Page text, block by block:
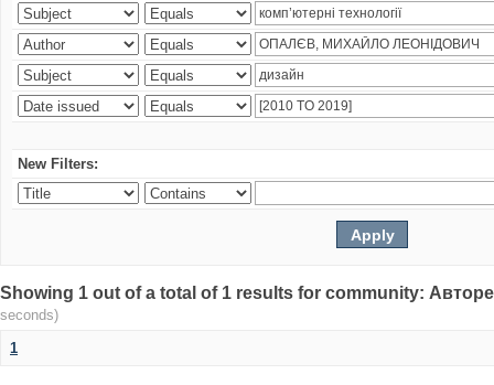
New Filters:
Showing 1 out of a total of 1 results for community:
seconds)
1